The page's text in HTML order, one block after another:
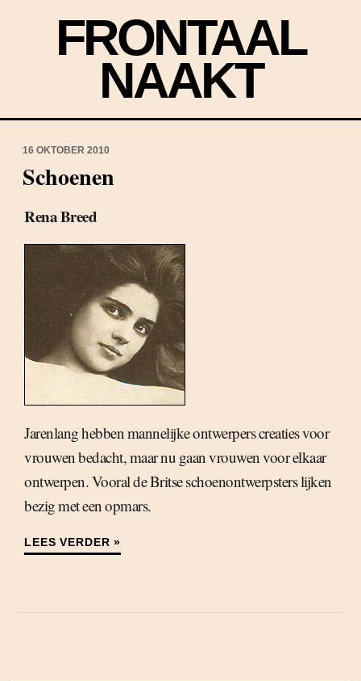
FRONTAAL
NAAKT
16 OKTOBER 2010
Schoenen
Rena Breed
Jarenlang hebben mannelijke ontwerpers creaties voor
vrouwen bedacht, maar nu gaan vrouwen voor elkaar
ontwerpen. Vooral de Britse schoenontwerpsters lijken
bezig met een opmars.
LEES VERDER »